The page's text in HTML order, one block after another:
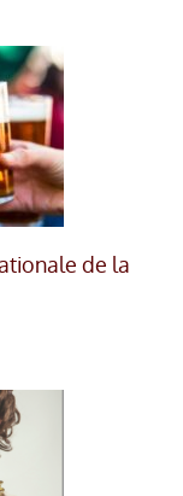
de la